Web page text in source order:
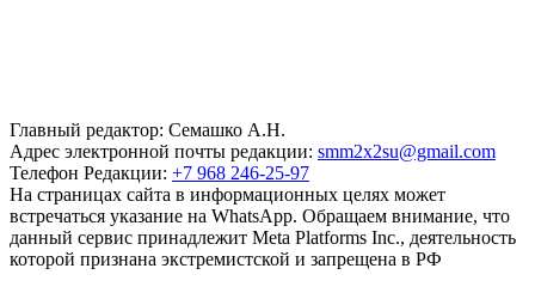
Главный редактор: Семашко А.Н.
Адрес электронной почты редакции: smm2x2su@gmail.com
Телефон Редакции: +7 968 246-25-97
На страницах сайта в информационных целях может
встречаться указание на WhatsApp. Обращаем внимание, что
данный сервис принадлежит Meta Platforms Inc., деятельность
которой признана экстремистской и запрещена в РФ